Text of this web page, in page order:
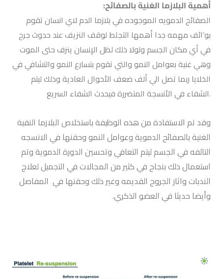
أهمية البلازما الغنية بالصفائح:
الصفائح الدمويه الموجوده في بلازما الدم لاي انسان تقوم
بو’ائف مهمه جدا أهمها التجلط لوقف النزيف عند حدوث جرح
في أي مكان الجسم ولولا ذلك لظل الإنسان ينزف حتى الموت
وهي غنية بعوامل النمو والتي تقوم بتسارع النمو والتشافي في
الخلايا ربما تصل الي ألف ضعف الأحوال العادية وذلك ليتم
الشفاء في الأنسجة المتضررة فيحدث الشفاء السريع.
وقد تم الاستفادة من هذه الوظيفة باستخلاص البلازما النقية
الغنية بالصفائح الدموية وعوامل النمو وحقنها في الانسجه
التالفه في الجسم ليتم التعافي وتحسين الدورة الدموية وتم
استعمال ذلك بنجاح في كثير من المجالات في التجميل لعلاج
الندبات واثار الجروح القديمه وغير ذلك وحقنها في المفاصل
وأيضا حديثا في العضو الذكري.